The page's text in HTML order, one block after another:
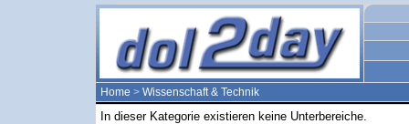
Home > Wissenschaft & Technik
In dieser Kategorie existieren keine Unterbereiche.